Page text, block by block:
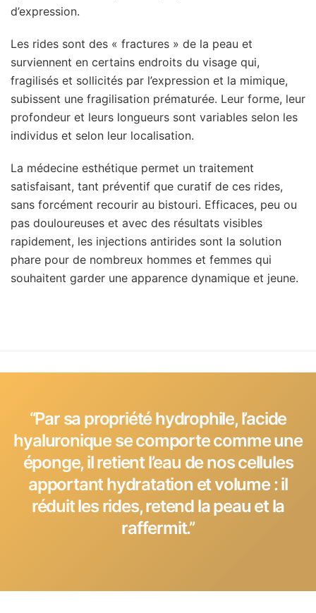
d’expression.
Les rides sont des « fractures » de la peau et
surviennent en certains endroits du visage qui,
fragilisés et sollicités par l’expression et la mimique,
subissent une fragilisation prématurée. Leur forme, leur
profondeur et leurs longueurs sont variables selon les
individus et selon leur localisation.
La médecine esthétique permet un traitement
satisfaisant, tant préventif que curatif de ces rides,
sans forcément recourir au bistouri. Efficaces, peu ou
pas douloureuses et avec des résultats visibles
rapidement, les injections antirides sont la solution
phare pour de nombreux hommes et femmes qui
souhaitent garder une apparence dynamique et jeune.
‘‘Par sa propriété hydrophile, l’acide
hyaluronique se comporte comme une
éponge, il retient l’eau de nos cellules
apportant hydratation et volume : il
réduit les rides, retend la peau et la
raffermit.’’